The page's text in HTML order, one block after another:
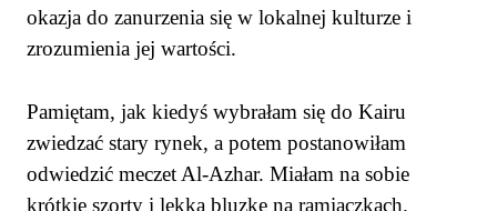
okazja do zanurzenia się w lokalnej kulturze i
zrozumienia jej wartości.
Pamiętam, jak kiedyś wybrałam się do Kairu
zwiedzać stary rynek, a potem postanowiłam
odwiedzić meczet Al-Azhar. Miałam na sobie
krótkie szorty i lekką bluzkę na ramiączkach.